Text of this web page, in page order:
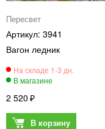
Пересвет
3941
Вагон ледник
2 520